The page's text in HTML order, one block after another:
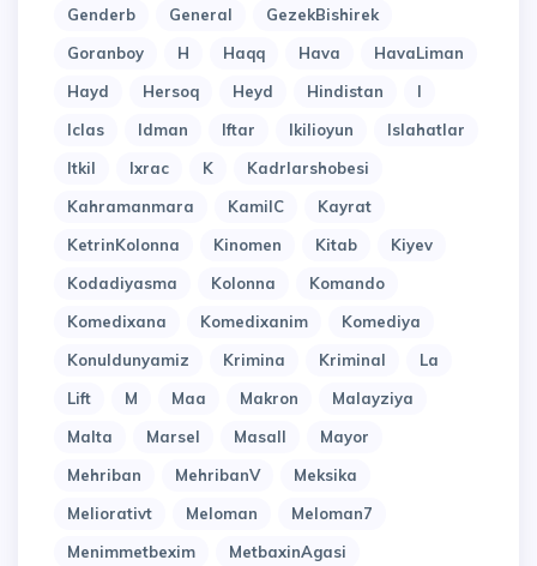
Genderb
General
GezekBishirek
Goranboy
H Haqq Hava
HavaLiman
Hayd
Hersoq Heyd Hindistan
I
Iclas
Idman Iftar Ikilioyun
Islahatlar
Itkil
Ixrac K
Kadrlarshobesi
Kahramanmara
KamilC
Kayrat
KetrinKolonna
Kinomen Kitab
Kiyev
Kodadiyasma
Kolonna
Komando
Komedixana
Komedixanim
Komediya
Konuldunyamiz
Krimina Kriminal
La
Lift
M Maa Makron
Malayziya
Malta
Marsel Masall
Mayor
Mehriban
MehribanV
Meksika
Meliorativt
Meloman
Meloman7
Menimmetbexim
MetbaxinAgasi